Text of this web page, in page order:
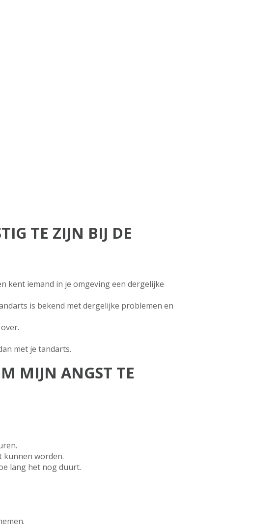
TE ZIJN BIJ DE
kent iemand in je omgeving een dergelijke
is bekend met dergelijke problemen en
met je tandarts.
MIJN ANGST TE
kunnen worden.
lang het nog duurt.